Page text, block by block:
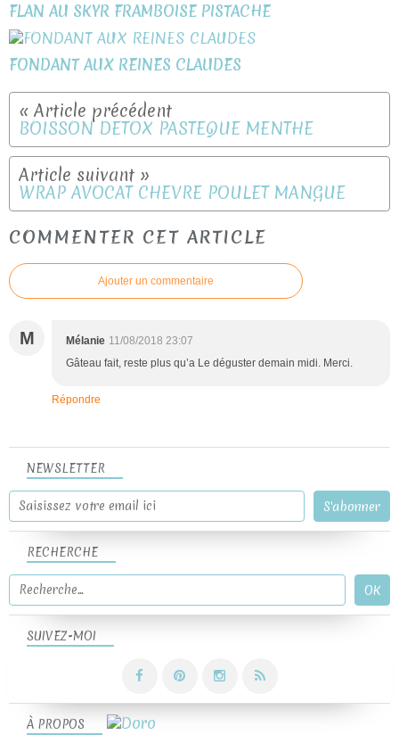
FLAN AU SKYR FRAMBOISE PISTACHE
FONDANT AUX REINES CLAUDES
BOISSON DETOX PASTEQUE MENTHE
WRAP AVOCAT CHEVRE POULET MANGUE
COMMENTER CET ARTICLE
Ajouter un commentaire
M Mélanie 11/08/2018 23:07
Gâteau fait, reste plus qu’a Le déguster demain midi. Merci.
Répondre
NEWSLETTER
SUIVEZ-MOI
RECHERCHE
À PROPOS